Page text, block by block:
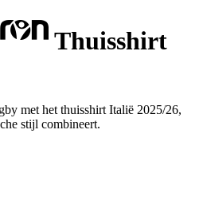
Thuisshirt
met het thuisshirt Italië 2025/26,
stijl combineert.